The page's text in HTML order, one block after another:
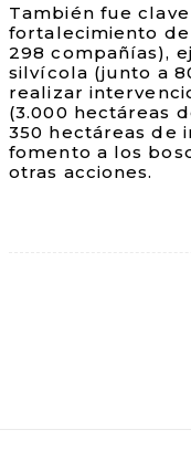
También fue
fortalecimiento
298 compañías),
silvícola (junto a
realizar
(3.000 hectáreas
350 hectáreas de
fomento a los
otras acciones.